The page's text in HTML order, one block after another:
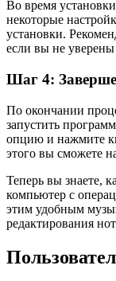
Во время
некоторые
установки.
если вы не
Шаг 4:
По окончании
запустить
опцию и нажмите
этого вы сможете
Теперь вы знаете,
компьютер с
этим удобным
редактирования